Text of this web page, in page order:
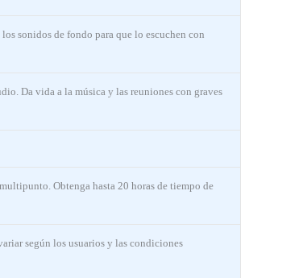
sonidos de fondo para que lo escuchen con
Da vida a la música y las reuniones con graves
Obtenga hasta 20 horas de tiempo de
según los usuarios y las condiciones